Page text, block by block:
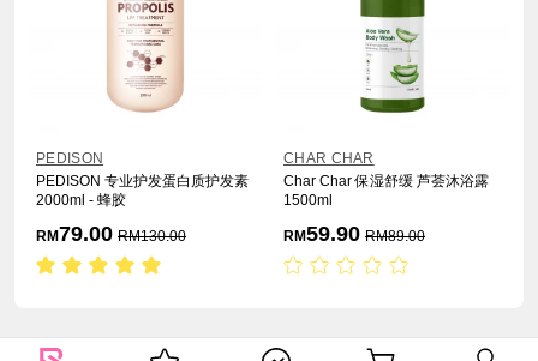
PEDISON
PEDISON 专业护发蛋白质护发素
2000ml - 蜂胶
RM79.00 RM130.00
CHAR CHAR
Char Char 保湿舒缓 芦荟沐浴露
1500ml
RM59.90 RM89.00